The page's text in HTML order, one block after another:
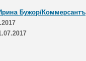
Бужор/Коммерсантъ